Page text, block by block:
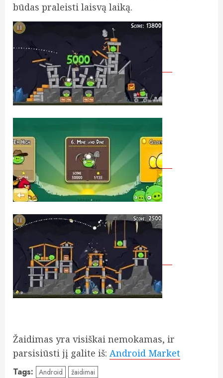
būdas praleisti laisvą laiką.
Žaidimas yra visiškai nemokamas, ir
parsisiūsti jį galite iš: Android Market
Tags: Android žaidimai